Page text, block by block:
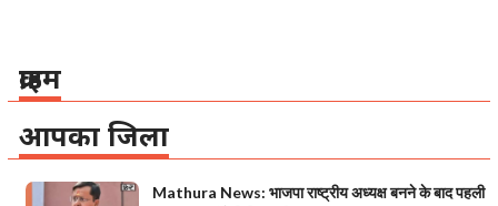
क्राइम
आपका जिला
Mathura News: भाजपा राष्ट्रीय अध्यक्ष बनने के बाद पहली